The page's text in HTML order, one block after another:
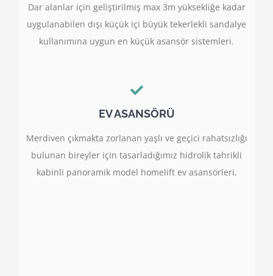
Dar alanlar için geliştirilmiş max 3m yüksekliğe kadar
uygulanabilen dışı küçük içi büyük tekerlekli sandalye
kullanımına uygun en küçük asansör sistemleri.
EV ASANSÖRÜ
Merdiven çıkmakta zorlanan yaşlı ve geçici rahatsızlığı
bulunan bireyler için tasarladığımız hidrolik tahrikli
kabinli panoramik model homelift ev asansörleri.